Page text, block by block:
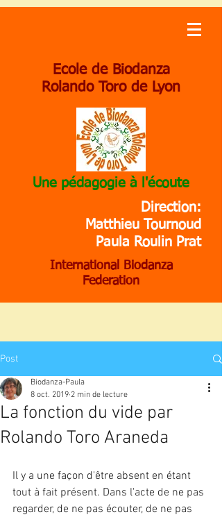
Ecole de Biodanza
Rolando Toro de Lyon
Une pédagogie à l'écoute
Direction:
Matthieu Tournoud
Paula Roulin Prat
International Biodanza
Federation
Post
La fonction du vide par
Rolando Toro Araneda
Biodanza-Paula
8 oct. 2019 2 min de lecture
Il y a une façon d'être absent en étant
tout à fait présent. Dans l'acte de ne pas
regarder, de ne pas écouter, de ne pas